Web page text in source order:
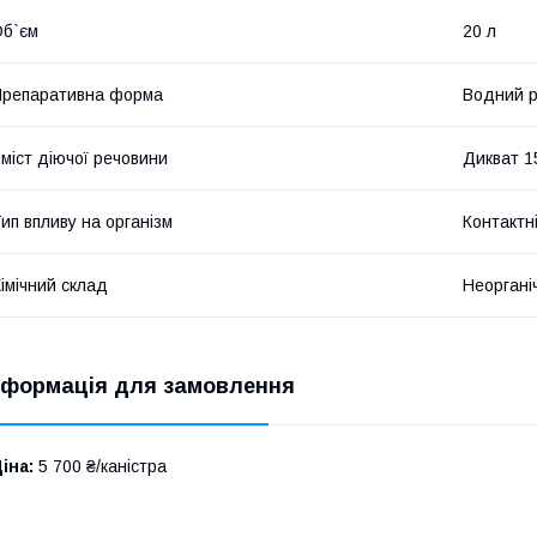
20 л
форма Водний
діючої речовини Дикват
впливу на організм Контактні
склад
для замовлення
5 700 ₴/каністра